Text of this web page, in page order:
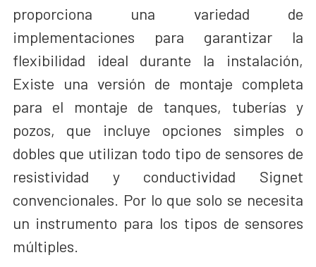
proporciona una variedad de
implementaciones para garantizar la
flexibilidad ideal durante la instalación,
Existe una versión de montaje completa
para el montaje de tanques, tuberías y
pozos, que incluye opciones simples o
dobles que utilizan todo tipo de sensores de
resistividad y conductividad Signet
convencionales. Por lo que solo se necesita
un instrumento para los tipos de sensores
múltiples.